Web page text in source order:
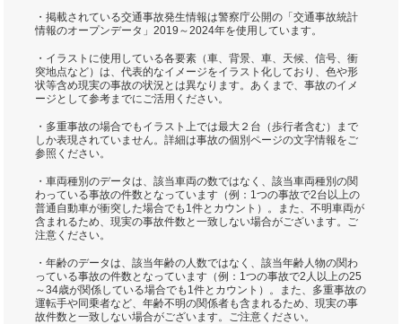
・掲載されている交通事故発生情報は警察庁公開の「交通事故統計
情報のオープンデータ」2019～2024年を使用しています。
・イラストに使用している各要素（車、背景、車、天候、信号、衝
突地点など）は、代表的なイメージをイラスト化しており、色や形
状等含め現実の事故の状況とは異なります。あくまで、事故のイメ
ージとして参考までにご活用ください。
・多重事故の場合でもイラスト上では最大２台（歩行者含む）まで
しか表現されていません。詳細は事故の個別ページの文字情報をご
参照ください。
・車両種別のデータは、該当車両の数ではなく、該当車両種別の関
わっている事故の件数となっています（例：1つの事故で2台以上の
普通自動車が衝突した場合でも1件とカウント）。また、不明車両が
含まれるため、現実の事故件数と一致しない場合がございます。ご
注意ください。
・年齢のデータは、該当年齢の人数ではなく、該当年齢人物の関わ
っている事故の件数となっています（例：1つの事故で2人以上の25
～34歳が関係している場合でも1件とカウント）。また、多重事故の
運転手や同乗者など、年齢不明の関係者も含まれるため、現実の事
故件数と一致しない場合がございます。ご注意ください。